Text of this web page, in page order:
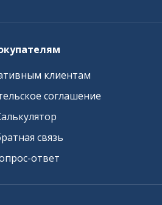
клиентам
соглашение
связь
ответ